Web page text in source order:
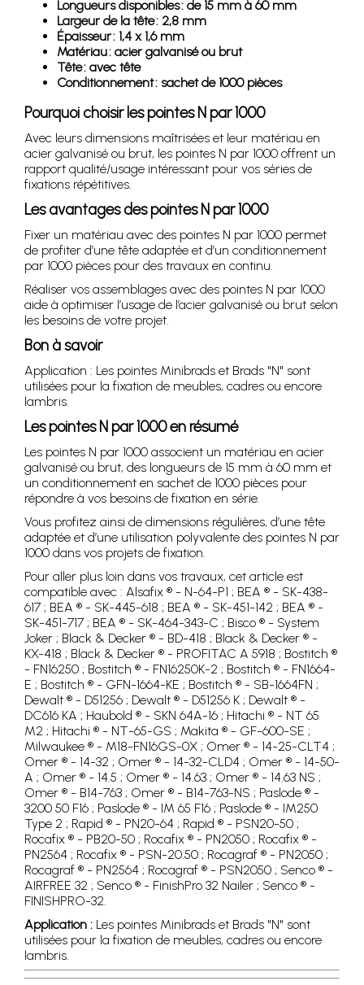
Longueurs disponibles : de 15 mm à 60 mm
Largeur de la tête : 2,8 mm
Épaisseur : 1,4 x 1,6 mm
Matériau : acier galvanisé ou brut
Tête : avec tête
Conditionnement : sachet de 1000 pièces
Pourquoi choisir les pointes N par 1000
Avec leurs dimensions maîtrisées et leur matériau en
acier galvanisé ou brut, les pointes N par 1000 offrent un
rapport qualité/usage intéressant pour vos séries de
fixations répétitives.
Les avantages des pointes N par 1000
Fixer un matériau avec des pointes N par 1000 permet
de profiter d’une tête adaptée et d’un conditionnement
par 1000 pièces pour des travaux en continu.
Réaliser vos assemblages avec des pointes N par 1000
aide à optimiser l’usage de l’acier galvanisé ou brut selon
les besoins de votre projet.
Bon à savoir
Application : Les pointes Minibrads et Brads "N" sont
utilisées pour la fixation de meubles, cadres ou encore
lambris.
Les pointes N par 1000 en résumé
Les pointes N par 1000 associent un matériau en acier
galvanisé ou brut, des longueurs de 15 mm à 60 mm et
un conditionnement en sachet de 1000 pièces pour
répondre à vos besoins de fixation en série.
Vous profitez ainsi de dimensions régulières, d’une tête
adaptée et d’une utilisation polyvalente des pointes N par
1000 dans vos projets de fixation.
Pour aller plus loin dans vos travaux, cet article est
compatible avec : Alsafix ® - N-64-P1 ; BEA ® - SK-438-
617 ; BEA ® - SK-445-618 ; BEA ® - SK-451-142 ; BEA ® -
SK-451-717 ; BEA ® - SK-464-343-C ; Bisco ® - System
Joker ; Black & Decker ® - BD-418 ; Black & Decker ® -
KX-418 ; Black & Decker ® - PROFITAC A 5918 ; Bostitch ®
- FN16250 ; Bostitch ® - FN16250K-2 ; Bostitch ® - FN1664-
E ; Bostitch ® - GFN-1664-KE ; Bostitch ® - SB-1664FN ;
Dewalt ® - D51256 ; Dewalt ® - D51256 K ; Dewalt ® -
DC616 KA ; Haubold ® - SKN 64A-16 ; Hitachi ® - NT 65
M2 ; Hitachi ® - NT-65-GS ; Makita ® - GF-600-SE ;
Milwaukee ® - M18-FN16GS-0X ; Omer ® - 14-25-CLT4 ;
Omer ® - 14-32 ; Omer ® - 14-32-CLD4 ; Omer ® - 14-50-
A ; Omer ® - 14.5 ; Omer ® - 14.63 ; Omer ® - 14.63 NS ;
Omer ® - B14-763 ; Omer ® - B14-763-NS ; Paslode ® -
3200 50 F16 ; Paslode ® - IM 65 F16 ; Paslode ® - IM250
Type 2 ; Rapid ® - PN20-64 ; Rapid ® - PSN20-50 ;
Rocafix ® - PB20-50 ; Rocafix ® - PN2050 ; Rocafix ® -
PN2564 ; Rocafix ® - PSN-20.50 ; Rocagraf ® - PN2050 ;
Rocagraf ® - PN2564 ; Rocagraf ® - PSN2050 ; Senco ® -
AIRFREE 32 ; Senco ® - FinishPro 32 Nailer ; Senco ® -
FINISHPRO-32.
Application : Les pointes Minibrads et Brads "N" sont
utilisées pour la fixation de meubles, cadres ou encore
lambris.